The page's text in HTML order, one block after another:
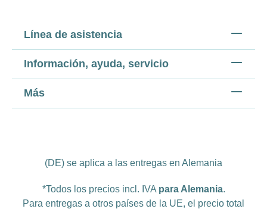
Línea de asistencia
Información, ayuda, servicio
Más
(DE) se aplica a las entregas en Alemania
*Todos los precios incl. IVA para Alemania.
Para entregas a otros países de la UE, el precio total